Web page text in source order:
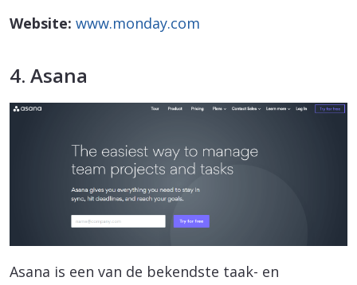
Website: www.monday.com
4. Asana
Asana is een van de bekendste taak- en